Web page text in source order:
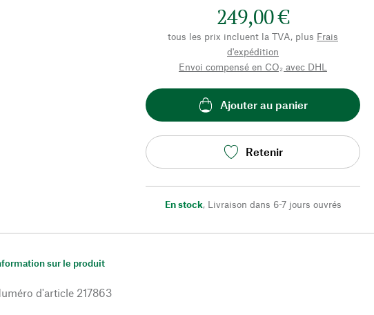
249,00 €
tous les prix incluent la TVA, plus Frais
d'expédition
Envoi compensé en CO₂ avec DHL
Ajouter au panier
Retenir
En stock, Livraison dans 6-7 jours ouvrés
sur le produit
d'article 217863